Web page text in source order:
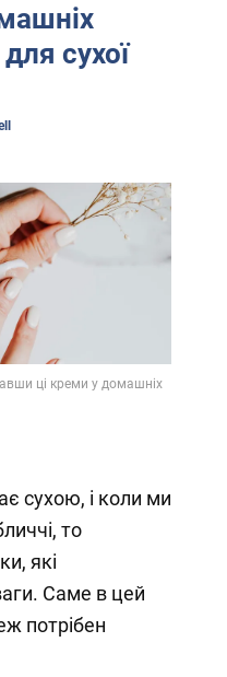
сухої
ці креми у домашніх
сухою, і коли ми
то
які
Саме в цей
потрібен